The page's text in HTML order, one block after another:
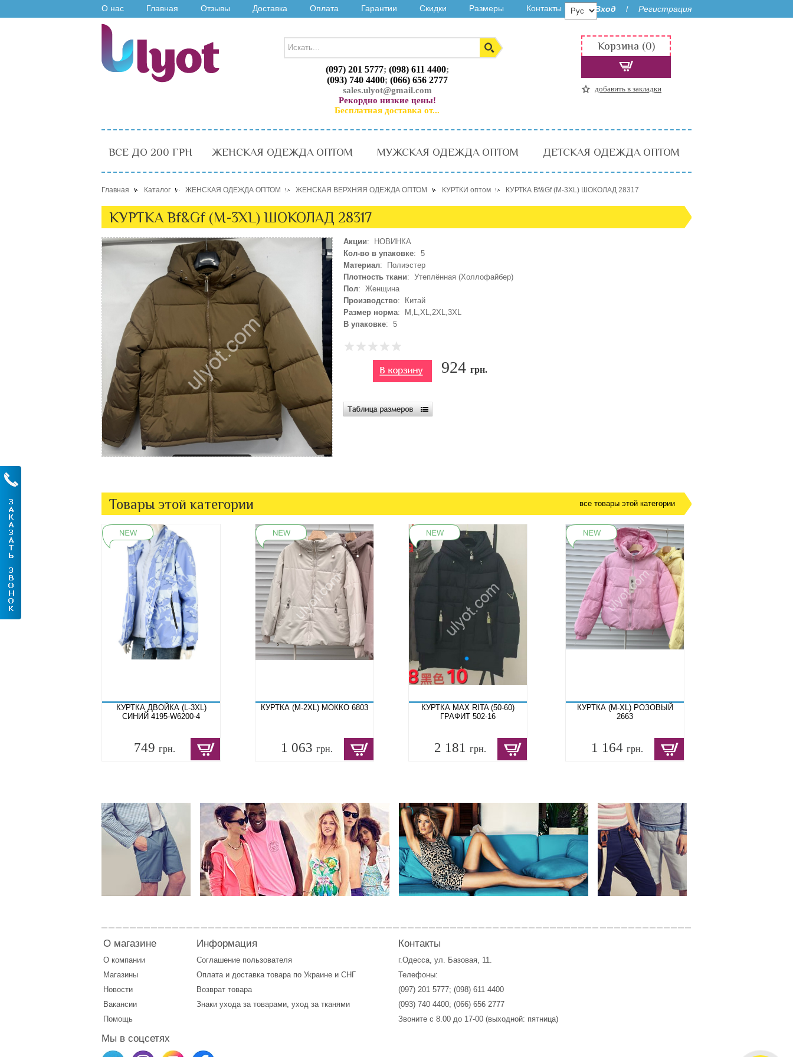
О нас Главная Отзывы Доставка Оплата Гарантии Скидки Размеры Контакты Вход / Регистрация
(097) 201 5777; (098) 611 4400;
(093) 740 4400; (066) 656 2777
sales.ulyot@gmail.com
Рекордно низкие цены!
Бесплатная доставка от...
Корзина (0)
добавить в закладки
ВСЕ ДО 200 ГРН ЖЕНСКАЯ ОДЕЖДА ОПТОМ МУЖСКАЯ ОДЕЖДА ОПТОМ ДЕТСКАЯ ОДЕЖДА ОПТОМ
Главная Каталог ЖЕНСКАЯ ОДЕЖДА ОПТОМ ЖЕНСКАЯ ВЕРХНЯЯ ОДЕЖДА ОПТОМ КУРТКИ оптом КУРТКА Bf&Gf (M-3XL) ШОКОЛАД 28317
КУРТКА Bf&Gf (M-3XL) ШОКОЛАД 28317
Акции: НОВИНКА
Кол-во в упаковке: 5
Материал: Полиэстер
Плотность ткани: Утеплённая (Холлофайбер)
Пол: Женщина
Производство: Китай
Размер норма: M,L,XL,2XL,3XL
В упаковке: 5
924 грн.
Товары этой категории все товары этой категории
КУРТКА ДВОЙКА (L-3XL)
СИНИЙ 4195-W6200-4
749 грн.
КУРТКА (M-2XL) МОККО 6803
1 063 грн.
КУРТКА MAX RITA (50-60)
ГРАФИТ 502-16
2 181 грн.
КУРТКА (M-XL) РОЗОВЫЙ
2663
1 164 грн.
О магазине
О компании
Магазины
Новости
Вакансии
Помощь
Информация
Соглашение пользователя
Оплатаи доставка товара по Украине и СНГ
Возврат товара
Знаки ухода за товарами, уход за тканями
Контакты
г.Одесса, ул. Базовая, 11.
Телефоны:
(097) 201 5777; (098) 611 4400
(093) 740 4400; (066) 656 2777
Звоните с 8.00 до 17-00 (выходной: пятница)
Мы в соцсетях